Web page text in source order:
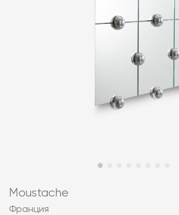
Moustache
Франция